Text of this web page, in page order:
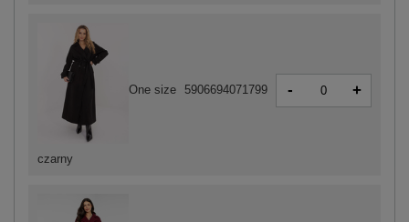
czarny
One size 5906694071799 - +